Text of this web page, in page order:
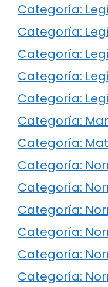
Categoría:
Categoría:
Categoría:
Categoría:
Categoría:
Categoría:
Categoría:
Categoría:
Categoría:
Categoría:
Categoría:
Categoría:
Categoría: